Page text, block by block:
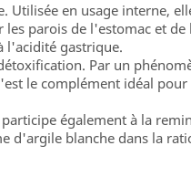
Utilisée en usage interne,
parois de l'estomac et
l'acidité gastrique.
Par un
le complément idéal
également à la
d'argile blanche dans la